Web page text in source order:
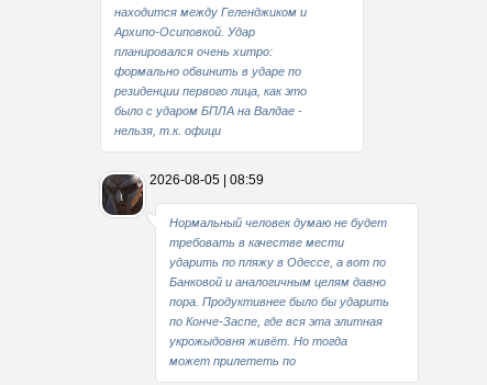
находится между Геленджиком и
Архипо-Осиповкой. Удар
планировался очень хитро:
формально обвинить в ударе по
резиденции первого лица, как это
было с ударом БПЛА на Валдае -
нельзя, т.к. офици
2026-08-05 | 08:59
Нормальный человек думаю не будет
требовать в качестве мести
ударить по пляжу в Одессе, а вот по
Банковой и аналогичным целям давно
пора. Продуктивнее было бы ударить
по Конче-Заспе, где вся эта элитная
укрожыдовня живёт. Но тогда
может прилететь по